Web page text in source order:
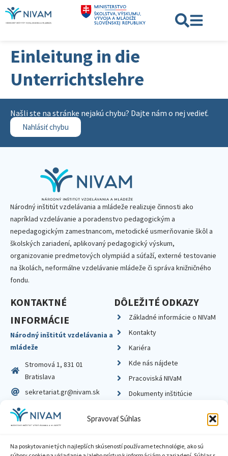
Spravovať Súhlas
Na poskytovanie tých najlepších skúseností používame technológie, ako sú
Einleitung in die
Unterrichtslehre
Našli ste na stránke nejakú chybu? Dajte nám o nej vedieť.
Nahlásiť chybu
Národný inštitút vzdelávania a mládeže realizuje činnosti ako
napríklad vzdelávanie a poradenstvo pedagogickým a
nepedagogickým zamestnancom, metodické usmerňovanie škôl a
školských zariadení, aplikovaný pedagogický výskum,
organizovanie predmetových olympiád a súťaží, externé testovanie
na školách, neformálne vzdelávanie mládeže či správa knižničného
fondu.
KONTAKTNÉ
INFORMÁCIE
Národný inštitút vzdelávania a
mládeže
Stromová 1, 831 01
Bratislava
sekretariat.gr@nivam.sk
IČO: 00164348
DIČ: 2020798714
DÔLEŽITÉ ODKAZY
Základné informácie o NIVaM
Kontakty
Kariéra
Kde nás nájdete
Pracoviská NIVaM
Dokumenty inštitúcie